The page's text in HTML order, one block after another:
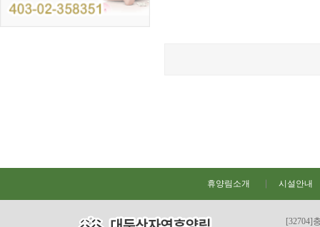
휴양림소개 시설안내
[32704]